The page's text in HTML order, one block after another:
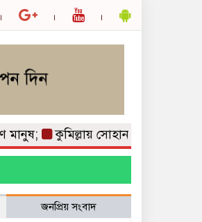
কুমিল্লায় সোহান হত্যা মামলায়
জনপ্রিয় সংবাদ